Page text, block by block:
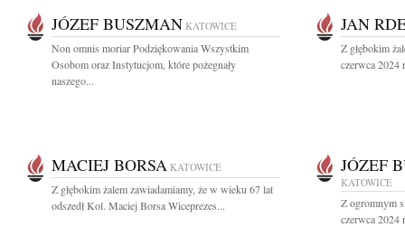
JÓZEF BUSZMAN KATOWICE
Non omnis moriar Podziękowania Wszystkim
Osobom oraz Instytucjom, które pożegnały
naszego...
JAN
Z głębokim
czerwca 2024
MACIEJ BORSA KATOWICE
Z głębokim żalem zawiadamiamy, że w wieku 67 lat
odszedł Kol. Maciej Borsa Wiceprezes...
JÓZEF
KATOWICE
Z ogromnym
czerwca 2024